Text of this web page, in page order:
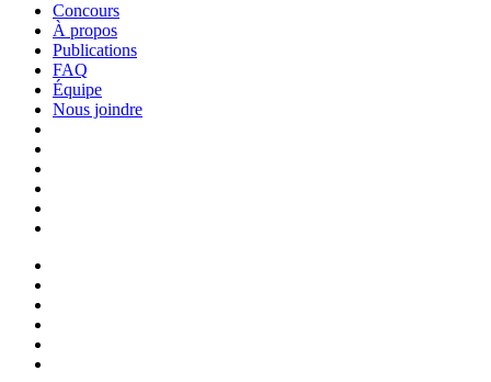
Concours
À propos
Publications
FAQ
Équipe
Nous joindre